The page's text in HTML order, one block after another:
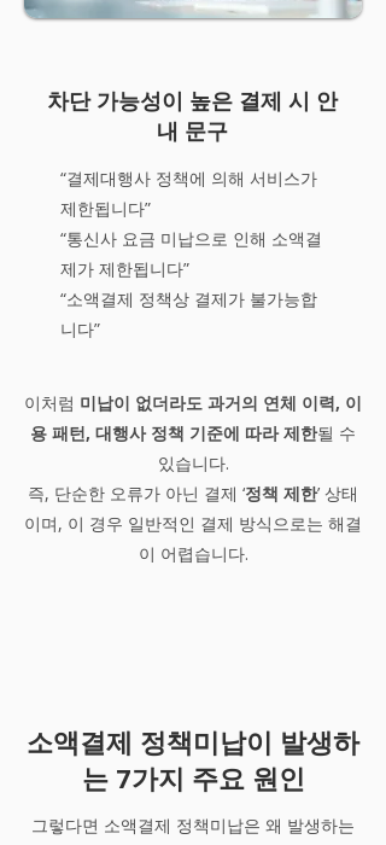
차단 가능성이 높은 결제 시 안
내 문구
“결제대행사 정책에 의해 서비스가
제한됩니다”
“통신사 요금 미납으로 인해 소액결
제가 제한됩니다”
“소액결제 정책상 결제가 불가능합
니다”
이처럼 미납이 없더라도 과거의 연체 이력, 이
용 패턴, 대행사 정책 기준에 따라 제한될 수
있습니다.
즉, 단순한 오류가 아닌 결제 ‘정책 제한’ 상태
이며, 이 경우 일반적인 결제 방식으로는 해결
이 어렵습니다.
소액결제 정책미납이 발생하
는 7가지 주요 원인
그렇다면 소액결제 정책미납은 왜 발생하는